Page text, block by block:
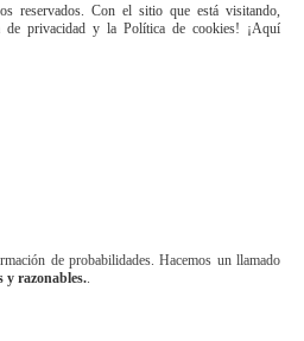
reservados. Con el sitio que está visitando,
de privacidad y la Política de cookies! ¡Aquí
de probabilidades. Hacemos un llamado
y razonables.